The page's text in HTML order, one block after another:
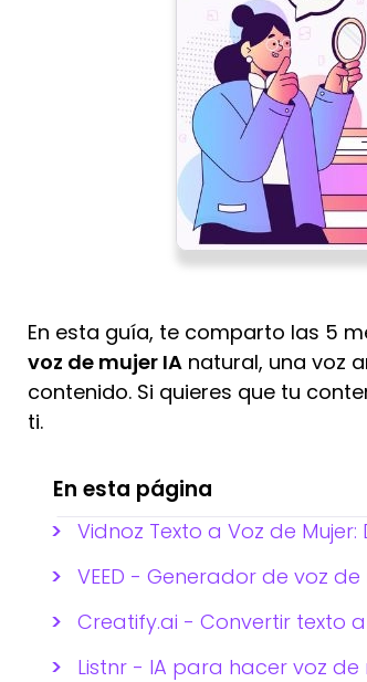
En esta guía, te comparto las 5
voz de mujer IA natural, una voz
contenido. Si quieres que tu
ti.
En esta página
Vidnoz Texto a Voz de
VEED - Generador de voz
Creatify.ai - Convertir texto
Listnr - IA para hacer voz